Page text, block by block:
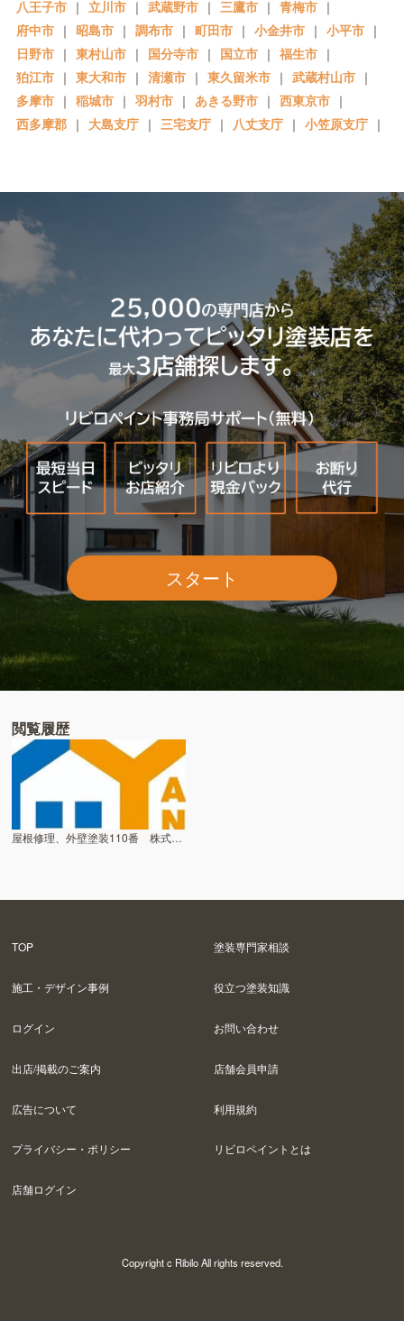
八王子市 ｜ 立川市 ｜ 武蔵野市 ｜ 三鷹市 ｜ 青梅市 ｜
府中市 ｜ 昭島市 ｜ 調布市 ｜ 町田市 ｜ 小金井市 ｜ 小平市 ｜
日野市 ｜ 東村山市 ｜ 国分寺市 ｜ 国立市 ｜ 福生市 ｜
狛江市 ｜ 東大和市 ｜ 清瀬市 ｜ 東久留米市 ｜ 武蔵村山市 ｜
多摩市 ｜ 稲城市 ｜ 羽村市 ｜ あきる野市 ｜ 西東京市 ｜
西多摩郡 ｜ 大島支庁 ｜ 三宅支庁 ｜ 八丈支庁 ｜ 小笠原支庁 ｜
スタート
閲覧履歴
屋根修理、外壁塗装110番 株式会社リベルテ
TOP 塗装専門家相談
施工・デザイン事例 役立つ塗装知識
ログイン お問い合わせ
出店/掲載のご案内 店舗会員申請
広告について 利用規約
プライバシー・ポリシー リビロペイントとは
店舗ログイン
Copyright c Ribilo All rights reserved.